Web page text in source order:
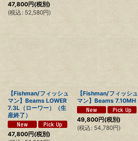
47,800円(税別)
(税込 : 52,580円)
【Fishman/フィッシュ
マン】Beams LOWER
7.3L（ローワー）（生
産終了）
47,800円(税別)
【Fishman/フィッシュ
マン】Beams 7.10MH
49,800円(税別)
(税込 : 54,780円)